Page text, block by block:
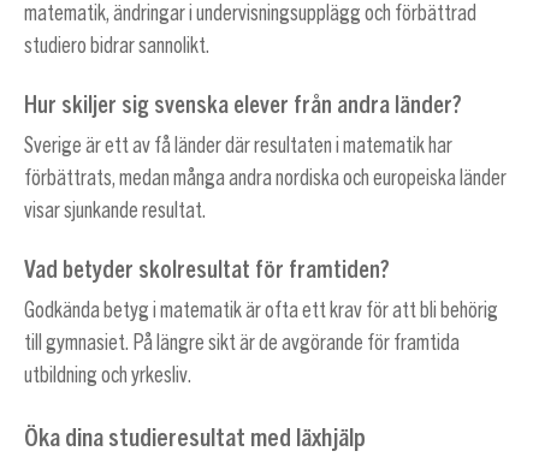
matematik, ändringar i undervisningsupplägg och förbättrad
studiero bidrar sannolikt.
Hur skiljer sig svenska elever från andra länder?
Sverige är ett av få länder där resultaten i matematik har
förbättrats, medan många andra nordiska och europeiska länder
visar sjunkande resultat.
Vad betyder skolresultat för framtiden?
Godkända betyg i matematik är ofta ett krav för att bli behörig
till gymnasiet. På längre sikt är de avgörande för framtida
utbildning och yrkesliv.
Öka dina studieresultat med läxhjälp